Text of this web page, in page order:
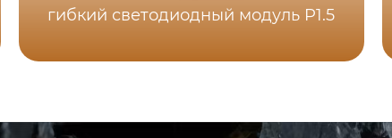
гибкий светодиодный модуль P1.5